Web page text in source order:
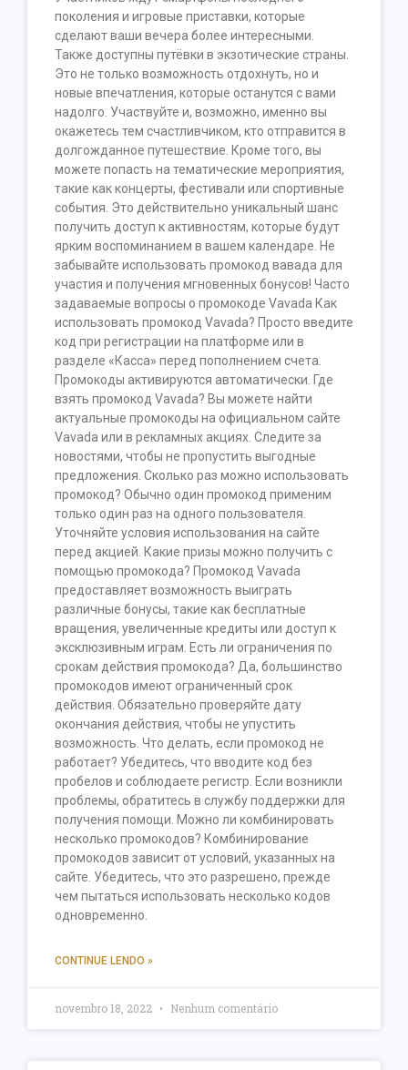
поколения и игровые приставки, которые
сделают ваши вечера более интересными.
Также доступны путёвки в экзотические страны.
Это не только возможность отдохнуть, но и
новые впечатления, которые останутся с вами
надолго. Участвуйте и, возможно, именно вы
окажетесь тем счастливчиком, кто отправится в
долгожданное путешествие. Кроме того, вы
можете попасть на тематические мероприятия,
такие как концерты, фестивали или спортивные
события. Это действительно уникальный шанс
получить доступ к активностям, которые будут
ярким воспоминанием в вашем календаре. Не
забывайте использовать промокод вавада для
участия и получения мгновенных бонусов! Часто
задаваемые вопросы о промокоде Vavada Как
использовать промокод Vavada? Просто введите
код при регистрации на платформе или в
разделе «Касса» перед пополнением счета.
Промокоды активируются автоматически. Где
взять промокод Vavada? Вы можете найти
актуальные промокоды на официальном сайте
Vavada или в рекламных акциях. Следите за
новостями, чтобы не пропустить выгодные
предложения. Сколько раз можно использовать
промокод? Обычно один промокод применим
только один раз на одного пользователя.
Уточняйте условия использования на сайте
перед акцией. Какие призы можно получить с
помощью промокода? Промокод Vavada
предоставляет возможность выиграть
различные бонусы, такие как бесплатные
вращения, увеличенные кредиты или доступ к
эксклюзивным играм. Есть ли ограничения по
срокам действия промокода? Да, большинство
промокодов имеют ограниченный срок
действия. Обязательно проверяйте дату
окончания действия, чтобы не упустить
возможность. Что делать, если промокод не
работает? Убедитесь, что вводите код без
пробелов и соблюдаете регистр. Если возникли
проблемы, обратитесь в службу поддержки для
получения помощи. Можно ли комбинировать
несколько промокодов? Комбинирование
промокодов зависит от условий, указанных на
сайте. Убедитесь, что это разрешено, прежде
чем пытаться использовать несколько кодов
одновременно.
CONTINUE LENDO »
novembro 18, 2022 Nenhum comentário